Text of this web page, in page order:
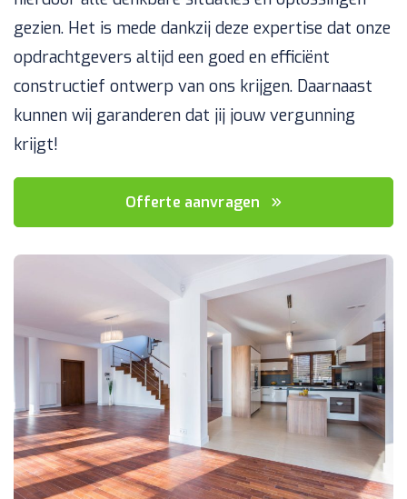
gezien. Het is mede dankzij deze expertise dat onze
opdrachtgevers altijd een goed en efficiënt
constructief ontwerp van ons krijgen. Daarnaast
kunnen wij garanderen dat jij jouw vergunning
krijgt!
Offerte aanvragen